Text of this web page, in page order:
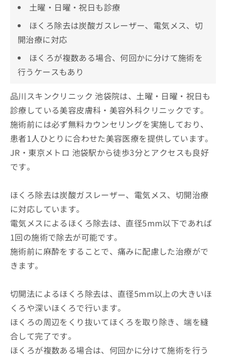
土曜・日曜・祝日も診療
ほくろ除去は炭酸ガスレーザー、電気メス、切
開治療に対応
ほくろが複数ある場合、何回かに分けて施術を
行うケースもあり
品川スキンクリニック 池袋院は、土曜・日曜・祝日も
診療している美容皮膚科・美容外科クリニックです。
施術前には必ず無料カウンセリングを実施しており、
患者1人ひとりに合わせた美容医療を提供しています。
JR・東京メトロ 池袋駅から徒歩3分とアクセスも良好
です。
ほくろ除去は炭酸ガスレーザー、電気メス、切開治療
に対応しています。
電気メスによるほくろ除去は、直径5mm以下であれば
1回の施術で除去が可能です。
施術前に麻酔をすることで、痛みに配慮した治療がで
きます。
切開法によるほくろ除去は、直径5mm以上の大きいほ
くろや深いほくろで行います。
ほくろの周辺をくり抜いてほくろを取り除き、端を縫
合して完了です。
ほくろが複数ある場合は、何回かに分けて施術を行う